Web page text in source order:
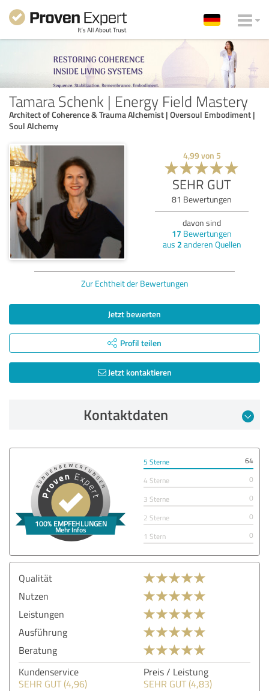
Tamara Schenk | Energy Field Mastery
Architect of Coherence & Trauma Alchemist | Oversoul Embodiment |
Soul Alchemy
4,99von 5
SEHR GUT
81 Bewertungen
davon sind
17 Bewertungen
aus 2 anderen Quellen
Zur Echtheit der Bewertungen
Jetzt bewerten
Profil teilen
Jetzt kontaktieren
Kontaktdaten
5 Sterne
64
4 Sterne
0
3 Sterne
0
2 Sterne
0
1 Stern
0
Qualität
Nutzen
Leistungen
Ausführung
Beratung
Kundenservice
SEHR GUT (4,96)
Preis / Leistung
SEHR GUT (4,83)